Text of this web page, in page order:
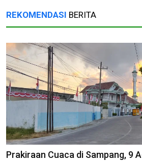
REKOMENDASI BERITA
Prakiraan Cuaca di Sampang, 9